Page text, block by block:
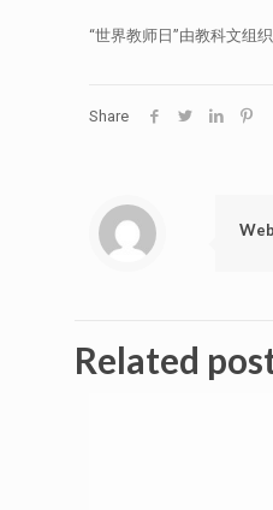
“世界教师日”由教科文组
Share
Related